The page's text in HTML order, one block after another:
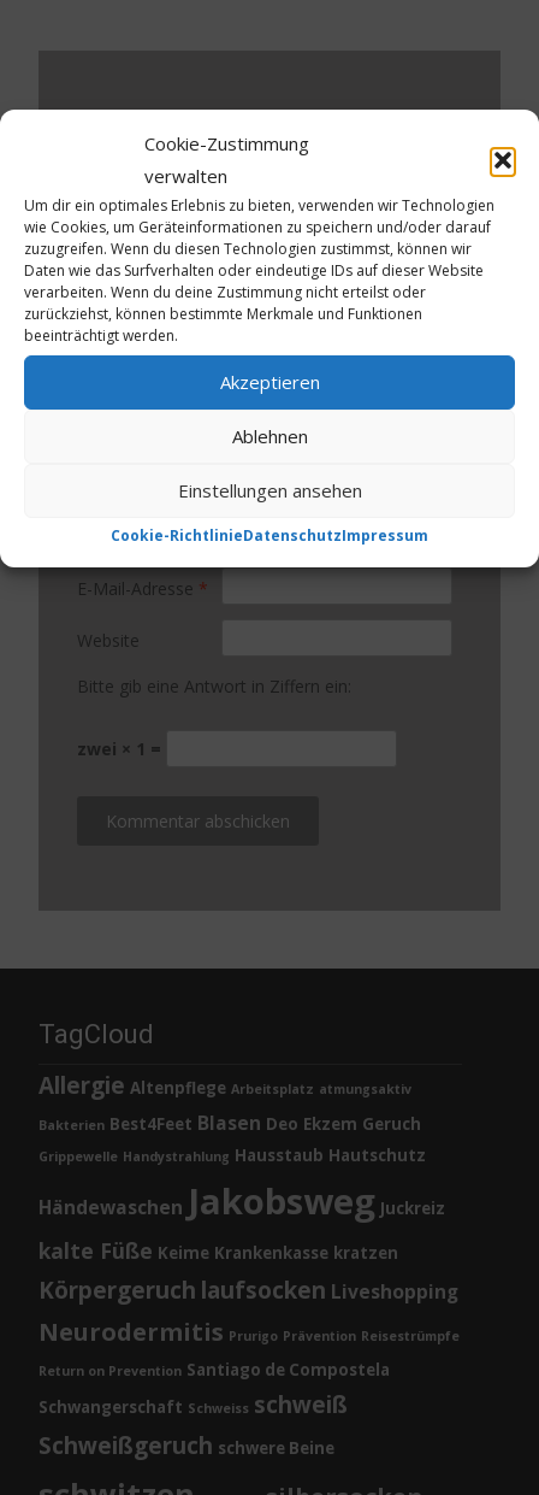
Cookie-Zustimmung
verwalten
Um dir ein optimales Erlebnis zu bieten, verwenden wir Technologien
wie Cookies, um Geräteinformationen zu speichern und/oder darauf
zuzugreifen. Wenn du diesen Technologien zustimmst, können wir
Daten wie das Surfverhalten oder eindeutige IDs auf dieser Website
verarbeiten. Wenn du deine Zustimmung nicht erteilst oder
zurückziehst, können bestimmte Merkmale und Funktionen
beeinträchtigt werden.
Akzeptieren
Ablehnen
Einstellungen ansehen
Cookie-RichtlinieDatenschutzImpressum
Deine E-Mail-Adresse wird nicht veröffentlicht.
Erforderliche Felder sind mit*markiert
Kommentar*
Name*
E-Mail-Adresse *
Website
Bitte gib eine Antwort in Ziffern ein:
zwei × 1 =
TagCloud
Allergie Altenpflege Arbeitsplatz atmungsaktiv
Bakterien Best4Feet Blasen Deo Ekzem Geruch
Grippewelle Handystrahlung Hausstaub Hautschutz
Händewaschen Jakobsweg Juckreiz
kalte Füße Keime Krankenkasse kratzen
Körpergeruch laufsocken Liveshopping
Neurodermitis Prurigo Prävention Reisestrümpfe
Return on Prevention Santiago de Compostela
Schwangerschaft Schweiss schweiß
Schweißgeruch schwere Beine